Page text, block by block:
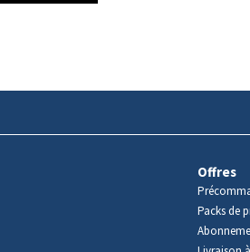
Offres
Packs de